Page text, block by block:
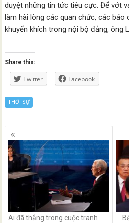
duyệt những tin tức tiêu cực. Để vớt
làm hài lòng các quan chức, các
khuyến khích trong nội bộ đảng, ông
Share this:
Twitter Facebook
THỜI SỰ
Posts
navigation
Ai đã thắng trong cuộc tranh